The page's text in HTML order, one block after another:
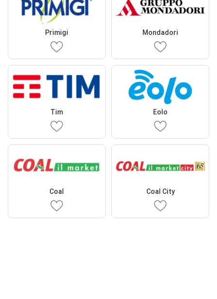
Primigi Mondadori
Tim Eolo
Coal Coal City